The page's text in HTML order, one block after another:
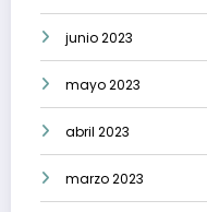
junio 2023
mayo 2023
abril 2023
marzo 2023